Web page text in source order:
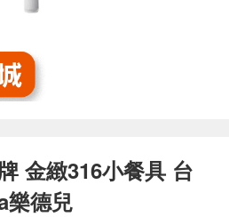
金緻316小餐具 台
樂德兒